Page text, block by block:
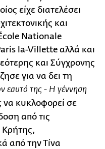
είχε διατελέσει
και
Nationale
la-Villette αλλά και
και Σύγχρονης
για να δει τη
εαυτό της - Η γέννηση
να κυκλοφορεί σε
από τις
Κρήτης,
από την Τίνα